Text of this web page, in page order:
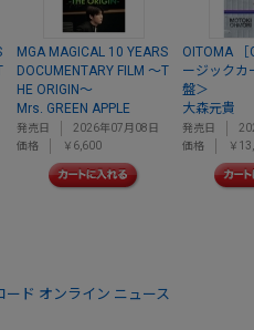
MGA MAGICAL 10 YEARS
DOCUMENTARY FILM ～T
HE ORIGIN～
Mrs. GREEN APPLE
発売日
2026年07月08日
価格
￥6,600
OITOMA ［
ージックカ
盤＞
大森元貴
発売日
価格
￥
ード オンライン ニュース